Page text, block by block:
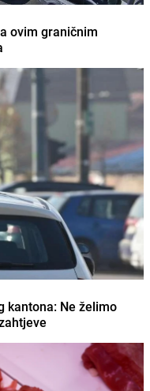
ovim graničnim
kantona: Ne želimo